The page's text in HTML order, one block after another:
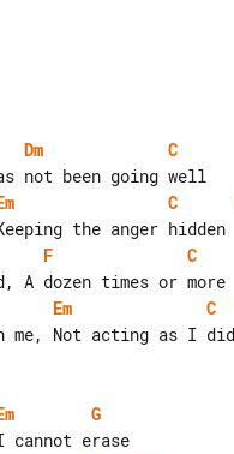
Dm
C
C
F
C
Em C
G